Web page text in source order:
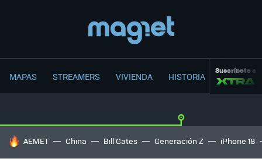
MAPAS STREAMERS VIVIENDA HISTORIA Suscríbete a
HOY SE HABLA DE
AEMET China Bill Gates Generación Z iPhone 18